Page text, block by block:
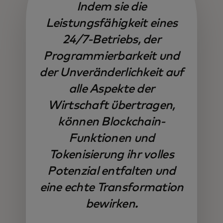
Indem sie die
Leistungsfähigkeit eines
24/7-Betriebs, der
Programmierbarkeit und
der Unveränderlichkeit auf
alle Aspekte der
Wirtschaft übertragen,
können Blockchain-
Funktionen und
Tokenisierung ihr volles
Potenzial entfalten und
eine echte Transformation
bewirken.